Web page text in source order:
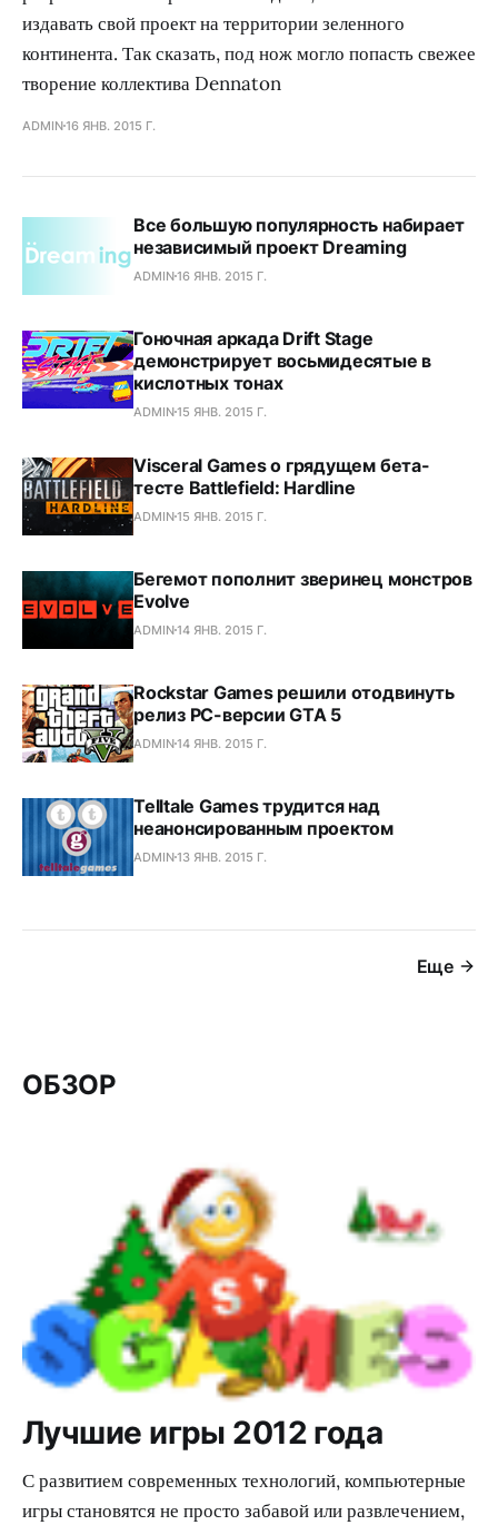
издавать свой проект на территории зеленного
континента. Так сказать, под нож могло попасть свежее
творение коллектива Dennaton
ADMIN16 ЯНВ. 2015 Г.
Все большую популярность набирает
независимый проект Dreaming
ADMIN16 ЯНВ. 2015 Г.
Гоночная аркада Drift Stage
демонстрирует восьмидесятые в
кислотных тонах
ADMIN15 ЯНВ. 2015 Г.
Visceral Games о грядущем бета-
тесте Battlefield: Hardline
ADMIN15 ЯНВ. 2015 Г.
Бегемот пополнит зверинец монстров
Evolve
ADMIN14 ЯНВ. 2015 Г.
Rockstar Games решили отодвинуть
релиз PC-версии GTA 5
ADMIN14 ЯНВ. 2015 Г.
Telltale Games трудится над
неанонсированным проектом
ADMIN13 ЯНВ. 2015 Г.
Еще
ОБЗОР
Лучшие игры 2012 года
С развитием современных технологий, компьютерные
игры становятся не просто забавой или развлечением,